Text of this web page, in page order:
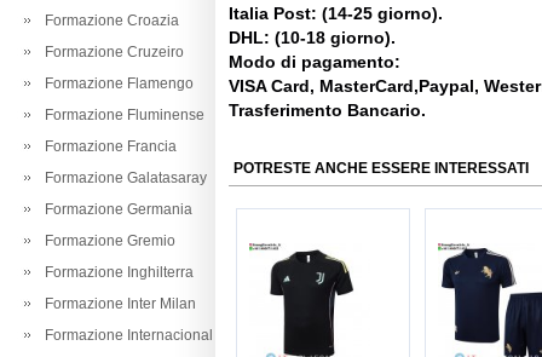
Formazione Croazia
Formazione Cruzeiro
Formazione Flamengo
Formazione Fluminense
Formazione Francia
Formazione Galatasaray
Formazione Germania
Formazione Gremio
Formazione Inghilterra
Formazione Inter Milan
Formazione Internacional
Italia Post: (14-25 giorno).
DHL: (10-18 giorno).
Modo di pagamento:
VISA Card, MasterCard,Paypal,
Trasferimento Bancario.
POTRESTE ANCHE ESSERE INTERESSATI